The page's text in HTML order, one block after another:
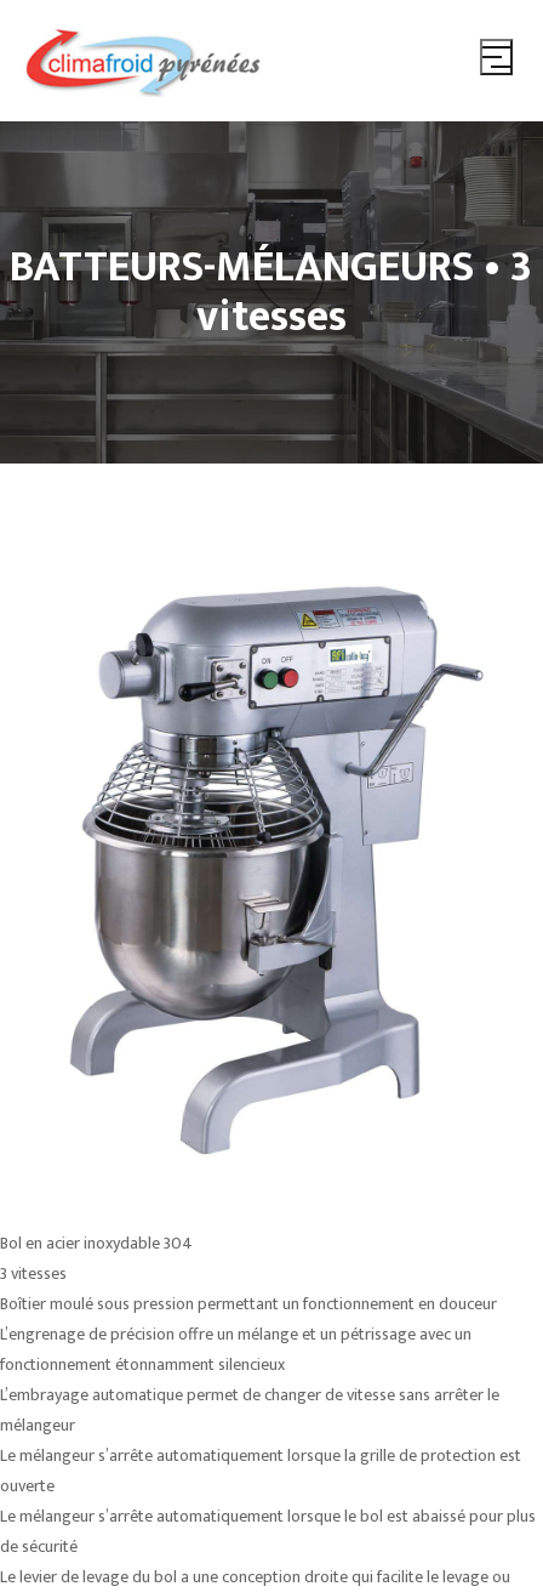
BATTEURS-MÉLANGEURS • 3
vitesses
Bol en acier inoxydable 304
3 vitesses
Boîtier moulé sous pression permettant un fonctionnement en douceur
L’engrenage de précision offre un mélange et un pétrissage avec un
fonctionnement étonnamment silencieux
L’embrayage automatique permet de changer de vitesse sans arrêter le
mélangeur
Le mélangeur s’arrête automatiquement lorsque la grille de protection est
ouverte
Le mélangeur s’arrête automatiquement lorsque le bol est abaissé pour plus
de sécurité
Le levier de levage du bol a une conception droite qui facilite le levage ou